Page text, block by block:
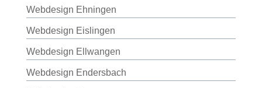
Webdesign Ehningen
Webdesign Eislingen
Webdesign Ellwangen
Webdesign Endersbach